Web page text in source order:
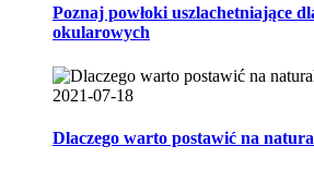
Poznaj powłoki uszlachetniające
okularowych
2021-07-18
Dlaczego warto postawić na